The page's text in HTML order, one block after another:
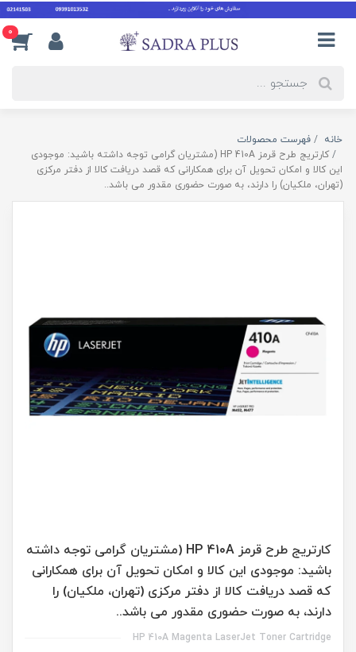
0
خانه
فهرست محصولات
کارتریج طرح قرمز HP 410A (مشتریان گرامی توجه داشته باشید: موجودی
این کالا و امکان تحویل آن برای همکارانی که قصد دریافت کالا از دفتر مرکزی
(تهران، ملکیان) را دارند، به صورت حضوری مقدور می باشد..
کارتریج طرح قرمز HP 410A (مشتریان گرامی توجه داشته
باشید: موجودی این کالا و امکان تحویل آن برای همکارانی
که قصد دریافت کالا از دفتر مرکزی (تهران، ملکیان) را
دارند، به صورت حضوری مقدور می باشد..
HP 410A Magenta LaserJet Toner Cartridge